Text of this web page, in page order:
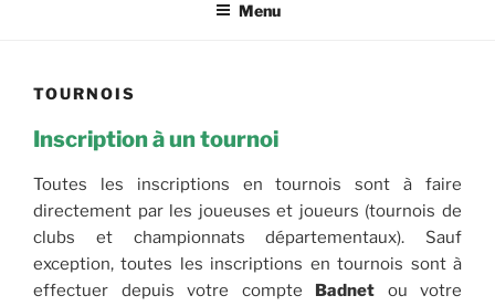
Menu
TOURNOIS
Inscription à un tournoi
Toutes les inscriptions en tournois sont à faire
directement par les joueuses et joueurs (tournois de
clubs et championnats départementaux). Sauf
exception, toutes les inscriptions en tournois sont à
effectuer depuis votre compte Badnet ou votre